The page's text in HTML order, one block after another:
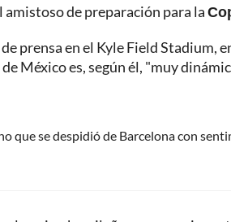
amistoso de preparación para la
prensa en el Kyle Field Stadium,
México es, según él, "muy
que se despidió de Barcelona con